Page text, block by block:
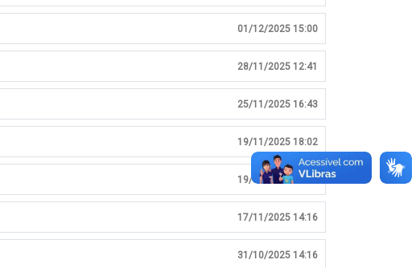
01/12/2025 15:00
28/11/2025 12:41
25/11/2025 16:43
19/11/2025 18:02
19/11/2025 17:59
17/11/2025 14:16
31/10/2025 14:16